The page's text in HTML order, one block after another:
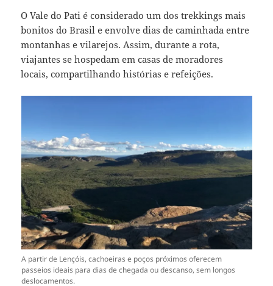
O Vale do Pati é considerado um dos trekkings mais
bonitos do Brasil e envolve dias de caminhada entre
montanhas e vilarejos. Assim, durante a rota,
viajantes se hospedam em casas de moradores
locais, compartilhando histórias e refeições.
A partir de Lençóis, cachoeiras e poços próximos oferecem
passeios ideais para dias de chegada ou descanso, sem longos
deslocamentos.